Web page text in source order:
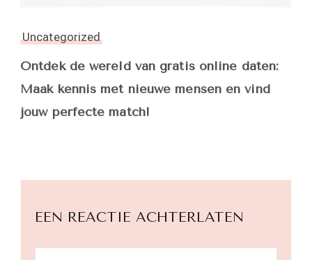
Uncategorized
Ontdek de wereld van gratis online daten:
Maak kennis met nieuwe mensen en vind
jouw perfecte match!
EEN REACTIE ACHTERLATEN